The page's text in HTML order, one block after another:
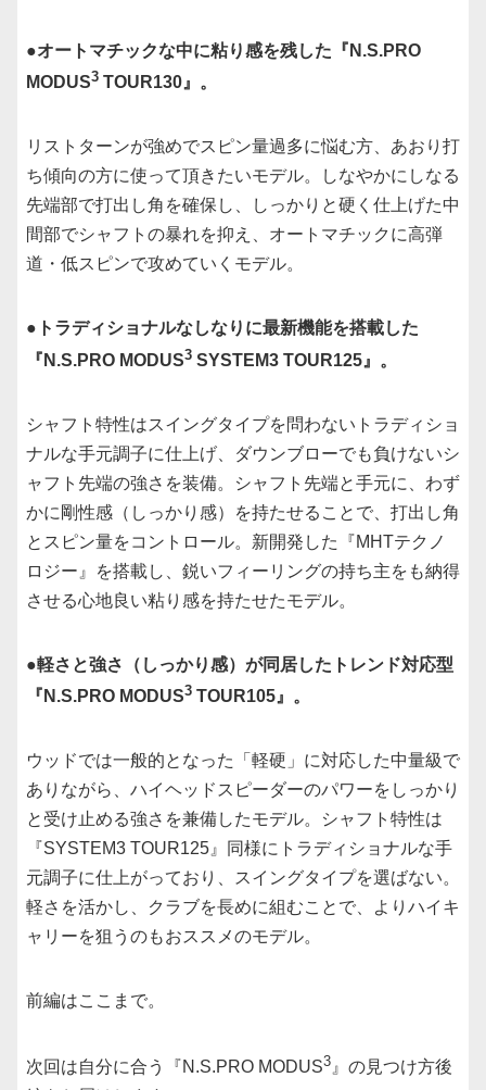
●オートマチックな中に粘り感を残した『N.S.PRO
MODUS3 TOUR130』。
リストターンが強めでスピン量過多に悩む方、あおり打
ち傾向の方に使って頂きたいモデル。しなやかにしなる
先端部で打出し角を確保し、しっかりと硬く仕上げた中
間部でシャフトの暴れを抑え、オートマチックに高弾
道・低スピンで攻めていくモデル。
●トラディショナルなしなりに最新機能を搭載した
『N.S.PRO MODUS3 SYSTEM3 TOUR125』。
シャフト特性はスイングタイプを問わないトラディショ
ナルな手元調子に仕上げ、ダウンブローでも負けないシ
ャフト先端の強さを装備。シャフト先端と手元に、わず
かに剛性感（しっかり感）を持たせることで、打出し角
とスピン量をコントロール。新開発した『MHTテクノ
ロジー』を搭載し、鋭いフィーリングの持ち主をも納得
させる心地良い粘り感を持たせたモデル。
●軽さと強さ（しっかり感）が同居したトレンド対応型
『N.S.PRO MODUS3 TOUR105』。
ウッドでは一般的となった「軽硬」に対応した中量級で
ありながら、ハイヘッドスピーダーのパワーをしっかり
と受け止める強さを兼備したモデル。シャフト特性は
『SYSTEM3 TOUR125』同様にトラディショナルな手
元調子に仕上がっており、スイングタイプを選ばない。
軽さを活かし、クラブを長めに組むことで、よりハイキ
ャリーを狙うのもおススメのモデル。
前編はここまで。
次回は自分に合う『N.S.PRO MODUS3 』の見つけ方後